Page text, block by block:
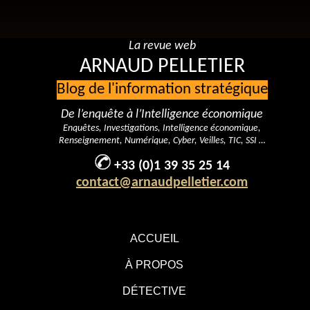
ACCUEIL
À PROPOS
DÉTECTIVE
La revue web
ARNAUD PELLETIER
Blog de l'information stratégique
De l’enquête à l’Intelligence économique
Enquêtes, Investigations, Intelligence économique,
Renseignement, Numérique, Cyber, Veilles, TIC, SSI …
+33 (0)1 39 35 25 14
contact@arnaudpelletier.com